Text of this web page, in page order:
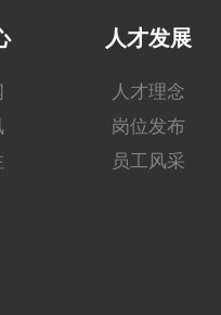
人才发展
人才理念
岗位发布
员工风采